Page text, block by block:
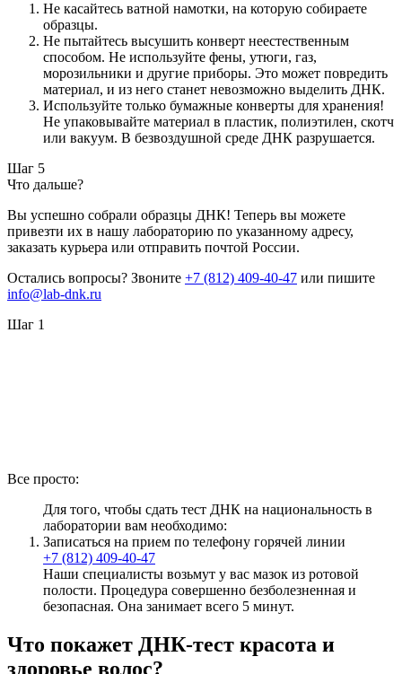
Не касайтесь ватной намотки, на которую собираете
образцы.
Не пытайтесь высушить конверт неестественным
способом. Не используйте фены, утюги, газ,
морозильники и другие приборы. Это может повредить
материал, и из него станет невозможно выделить ДНК.
Используйте только бумажные конверты для хранения!
Не упаковывайте материал в пластик, полиэтилен, скотч
или вакуум. В безвоздушной среде ДНК разрушается.
Шаг 5
Что дальше?
Вы успешно собрали образцы ДНК! Теперь вы можете
привезти их в нашу лабораторию по указанному адресу,
заказать курьера или отправить почтой России.
Остались вопросы? Звоните +7 (812) 409-40-47 или пишите
info@lab-dnk.ru
Шаг 1
Все просто:
Для того, чтобы сдать тест ДНК на национальность в
лаборатории вам необходимо:
Записаться на прием по телефону горячей линии
+7 (812) 409-40-47
Наши специалисты возьмут у вас мазок из ротовой
полости. Процедура совершенно безболезненная и
безопасная. Она занимает всего 5 минут.
Что покажет ДНК-тест красота и
здоровье волос?